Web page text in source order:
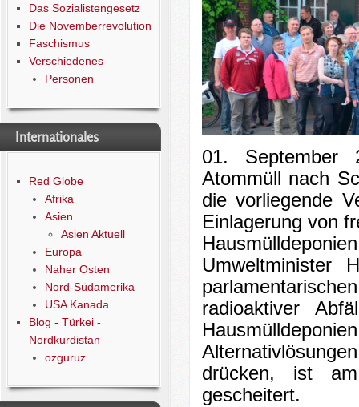
Das Sozialistengesetz
Die Novemberrevolution
Faschismus
Verschiedenes
Personen
Internationales
Red Globe
Afrika
Asien
Asien Aktuell
Europa
Naher Osten
Nord-Südamerika
USA Kanada
Blog - Türkei -
Nordkurdistan
ozguruz
01. September
Atommüll nach
die vorliegende
Einlagerung von
Umweltminister
radioaktiver
drücken, ist
gescheitert.